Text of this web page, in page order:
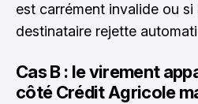
est carrément invalide ou si
destinataire rejette
Cas B : le virement
côté Crédit Agricole